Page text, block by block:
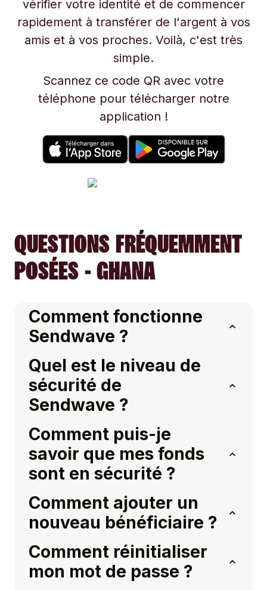
vérifier votre identité et de commencer
rapidement à transférer de l'argent à vos
amis et à vos proches. Voilà, c'est très
simple.
Scannez ce code QR avec votre
téléphone pour télécharger notre
application !
QUESTIONS FRÉQUEMMENT
POSÉES - GHANA
Comment fonctionne
Sendwave ?
Quel est le niveau de
sécurité de
Sendwave ?
Comment puis-je
savoir que mes fonds
sont en sécurité ?
Comment ajouter un
nouveau bénéficiaire ?
Comment réinitialiser
mon mot de passe ?